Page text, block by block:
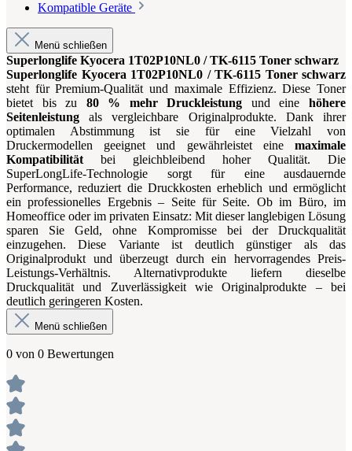
Kompatible Geräte
Menü schließen
Superlonglife Kyocera 1T02P10NL0 / TK-6115 Toner schwarz
Superlonglife Kyocera 1T02P10NL0 / TK-6115 Toner schwarz
steht für Premium-Qualität und maximale Effizienz. Diese Toner
bietet bis zu 80 % mehr Druckleistung und einehöhere
Seitenleistung als vergleichbare Originalprodukte. Dank ihrer
optimalen Abstimmung ist sie für eine Vielzahl von
Druckermodellen geeignet und gewährleistet eine maximale
Kompatibilitätbei gleichbleibend hoher Qualität. Die
SuperLongLife-Technologie sorgt für eine ausdauernde
Performance, reduziert die Druckkosten erheblich und ermöglicht
ein professionelles Ergebnis – Seite für Seite. Ob im Büro, im
Homeoffice oder im privaten Einsatz: Mit dieser langlebigen Lösung
sparen Sie Geld, ohne Kompromisse bei der Druckqualität
einzugehen. Diese Variante ist deutlich günstiger als das
Originalprodukt und überzeugt durch ein hervorragendes Preis-
Leistungs-Verhältnis. Alternativprodukte liefern dieselbe
Druckqualität und Zuverlässigkeit wie Originalprodukte – bei
deutlich geringeren Kosten.
Menü schließen
0 von 0 Bewertungen